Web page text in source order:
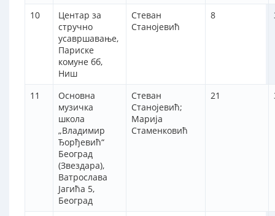
10
Центар за
стручно
усавршавање,
Париске
комуне бб,
Ниш
Стеван
Станојевић
8
11
Основна
музичка
школа
„Владимир
Ђорђевић“
Београд
(Звездара),
Ватрослава
Јагића 5,
Београд
Стеван
Станојевић;
Марија
Стаменковић
21